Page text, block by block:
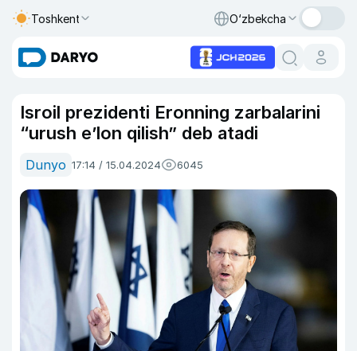
Toshkent O‘zbekcha
Isroil prezidenti Eronning zarbalarini
“urush e’lon qilish” deb atadi
Dunyo 17:14 / 15.04.2024 6045